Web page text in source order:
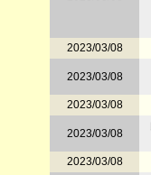
2023/03/08
2023/03/08
2023/03/08
2023/03/08
2023/03/08